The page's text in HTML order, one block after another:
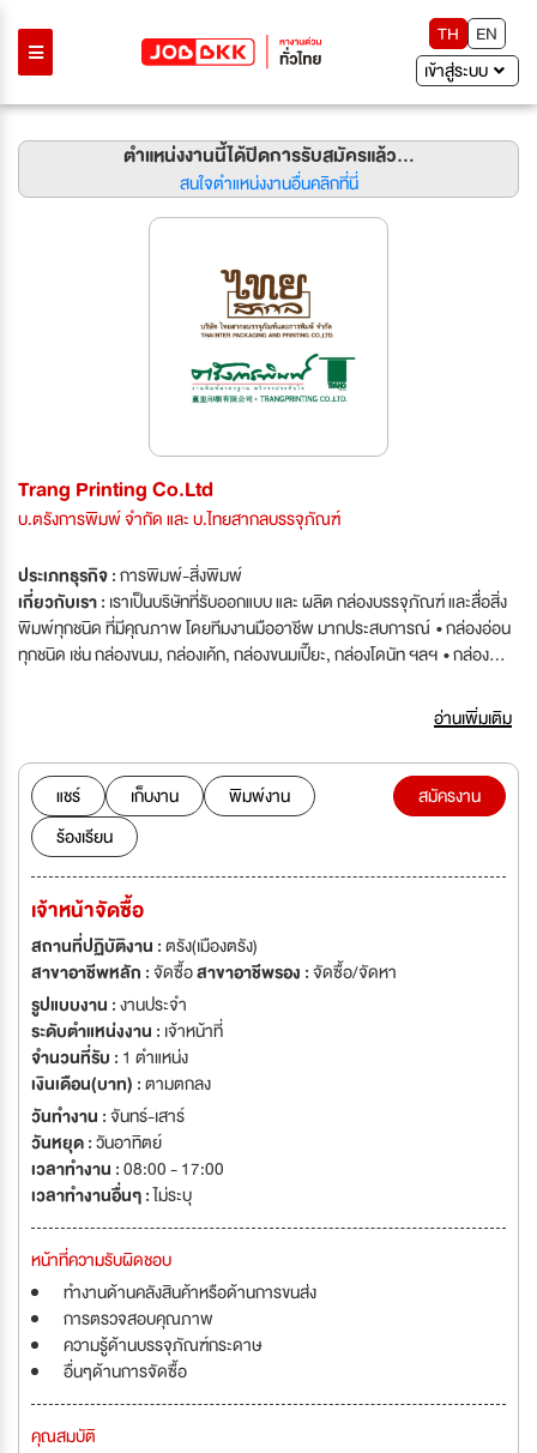
TH
EN
เข้าสู่ระบบ
ตำแหน่งงานนี้ได้ปิดการรับสมัครแล้ว...
สนใจตำแหน่งงานอื่นคลิกที่นี่
Trang Printing Co.Ltd
บ.ตรังการพิมพ์ จำกัด และ บ.ไทยสากลบรรจุภัณฑ์
ประเภทธุรกิจ :การพิมพ์-สิ่งพิมพ์
เกี่ยวกับเรา : เราเป็นบริษัทที่รับออกแบบ และ ผลิต กล่องบรรจุภัณฑ์ และสื่อสิ่ง
พิมพ์ทุกชนิด ที่มีคุณภาพ โดยทีมงานมืออาชีพ มากประสบการณ์ • กล่องอ่อน
ทุกชนิด เช่น กล่องขนม, กล่องเค้ก, กล่องขนมเปี๊ยะ, กล่องโดนัท ฯลฯ • กล่อง
บรรจุภัณฑ์ของภาคใต้ บริษัท ตรังการพิมพ์ จำกัด ได้ก่อตั้งเมื่อปี พศ. 2538
รับให้คำปรึกษา ออกแบบ ผลิตบรรจุภัณฑ์กระดาษ ในระบบพิมพ์ออฟ
เซ็ท(Offset Printing) และ ระบบพิมพ์ดิจิทัล(Digital Printing) บริษัท ไทยสากล
บรรจุภัณฑ์และการพิมพ์ จำกัด ก่อตั้งเมื่อปี 2543 ผลิตบรรจุภัณฑ์กระดาษ
ลูกฟูก ในระบบพิมพ์เฟล็กโซกราฟี (Flexography Printing) และ งานพิมพ์เปี่ย
ประกบ ออฟเซ็ทประกบลูกฟูก
อ่านเพิ่มเติม
แชร์ เก็บงาน
พิมพ์งาน
ร้องเรียน
สมัครงาน
เจ้าหน้าจัดซื้อ
สถานที่ปฏิบัติงาน :ตรัง(เมืองตรัง)
สาขาอาชีพหลัก :จัดซื้อสาขาอาชีพรอง :จัดซื้อ/จัดหา
รูปแบบงาน :งานประจำ
ระดับตำแหน่งงาน : เจ้าหน้าที่
จำนวนที่รับ : 1 ตำแหน่ง
เงินเดือน(บาท) :ตามตกลง
วันทำงาน :จันทร์-เสาร์
วันหยุด :วันอาทิตย์
เวลาทำงาน :08:00 - 17:00
เวลาทำงานอื่นๆ :ไม่ระบุ
หน้าที่ความรับผิดชอบ
ทำงานด้านคลังสินค้าหรือด้านการขนส่ง
การตรวจสอบคุณภาพ
ความรู้ด้านบรรจุภัณฑ์กระดาษ
อื่นๆด้านการจัดซื้อ
คุณสมบัติ